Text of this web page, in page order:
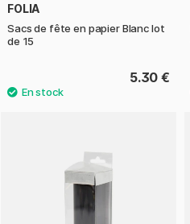
FOLIA
Sacs de fête en papier Blanc lot
de 15
5.30 €